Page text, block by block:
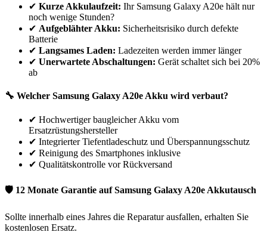
✔ Kurze Akkulaufzeit: Ihr Samsung Galaxy A20e hält nur
noch wenige Stunden?
✔ Aufgeblähter Akku: Sicherheitsrisiko durch defekte
Batterie
✔ Langsames Laden: Ladezeiten werden immer länger
✔ Unerwartete Abschaltungen: Gerät schaltet sich bei 20%
ab
🔧 Welcher Samsung Galaxy A20e Akku wird verbaut?
✔ Hochwertiger baugleicher Akku vom
Ersatzrüstungshersteller
✔ Integrierter Tiefentladeschutz und Überspannungsschutz
✔ Reinigung des Smartphones inklusive
✔ Qualitätskontrolle vor Rückversand
🛡 12 Monate Garantie aufSamsung Galaxy A20e Akkutausch
Sollte innerhalb eines Jahres die Reparatur ausfallen, erhalten Sie
kostenlosen Ersatz.